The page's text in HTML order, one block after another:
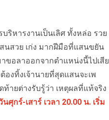
หารงานเป็นเลิศ ทั้งหล่อ รวย
นสวย เก่ง มากฝีมือที่แสนขยัน
ขอลาออกจากตําแหน่งนี้ไปเสีย
งทิ้งเจ้านายที่สุดแสนจะเพ
ท้ายต่างรับรู้ว่า เหตุผลที่แท้จริง
ศุกร์-เสาร์ เวลา 20.00 น. เริ่ม